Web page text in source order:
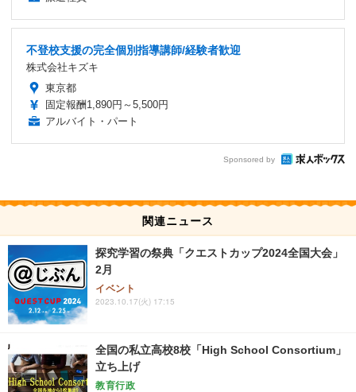
不登校支援の完全個別指導講師/経験者歓迎
株式会社キズキ
東京都
固定報酬1,890円～5,500円
アルバイト・パート
Sponsored by
関連ニュース
探究学習の祭典「クエストカップ2024全国大会」
2月
イベント
2023.10.17(火) 17:15
全国の私立高校8校「High School Consortium」
立ち上げ
教育行政